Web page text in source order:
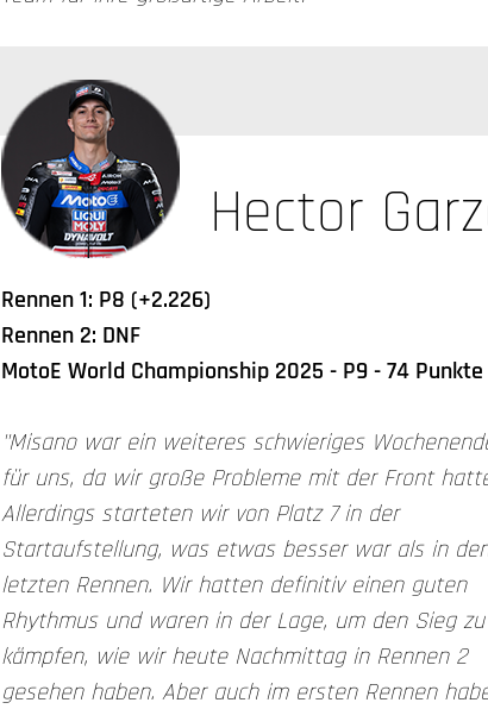
Hector
Rennen 1: P8 (+2.226)
Rennen 2: DNF
MotoE World Championship 2025 - P9 - 74 Punkte
"Misano war ein weiteres schwieriges
für uns, da wir große Probleme mit der Front
Allerdings starteten wir von Platz 7 in der
Startaufstellung, was etwas besser war als in
letzten Rennen. Wir hatten definitiv einen guten
Rhythmus und waren in der Lage, um den Sieg zu
kämpfen, wie wir heute Nachmittag in Rennen 2
gesehen haben. Aber auch im ersten Rennen